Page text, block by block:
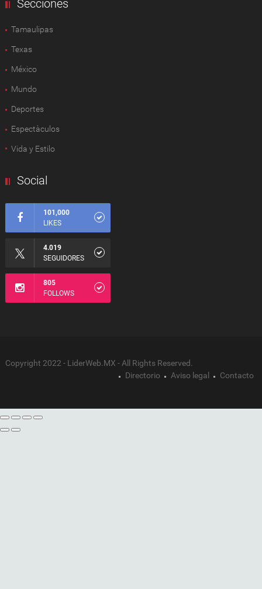
Secciones
Tamaulipas
Texas
México
Mundo
Deportes
Espectàculos
Vida y Estilo
Social
101,000
LIKES
4.019
SEGUIDORES
805
FOLLOWS
Copyright 2022 - LiderWeb.MX - All Rights Reserved.
Directorio
Aviso legal Contacto